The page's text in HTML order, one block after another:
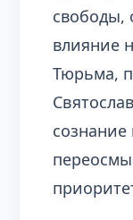
свободы,
влияние
Тюрьма,
сознание